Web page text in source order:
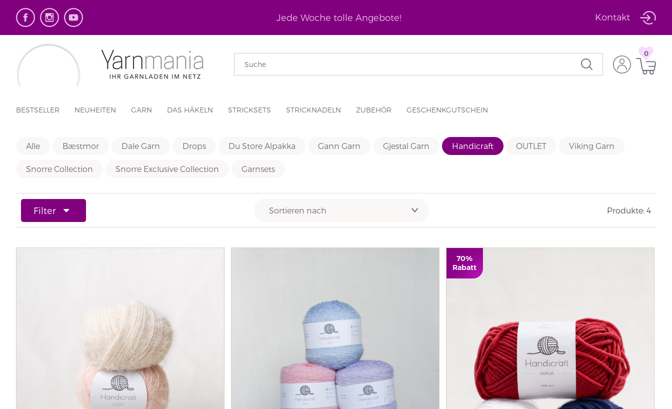
Jede Woche tolle Angebote! Kontakt
0
BESTSELLER NEUHEITEN GARN DAS HÄKELN STRICKSETS STRICKNADELN ZUBEHÖR GESCHENKGUTSCHEIN
Alle Bæstmor Dale Garn Drops Du Store Alpakka Gann Garn Gjestal Garn Handicraft OUTLET Viking Garn
Snorre Collection Snorre Exclusive Collection Garnsets
Filter Produkte: 4
70%
Rabatt